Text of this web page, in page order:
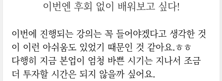
이번엔 후회 없이 배워보고 싶다!
이번에 진행되는 강의는 꼭 들어야겠다고 생각한 것
이 이런 아쉬움도 있었기 때문인 것 같아요.ㅎㅎ
다행히 지금 본업이 엄청 바쁜 시기는 지나서 조금
더 투자할 시간은 되지 않을까 싶어요.